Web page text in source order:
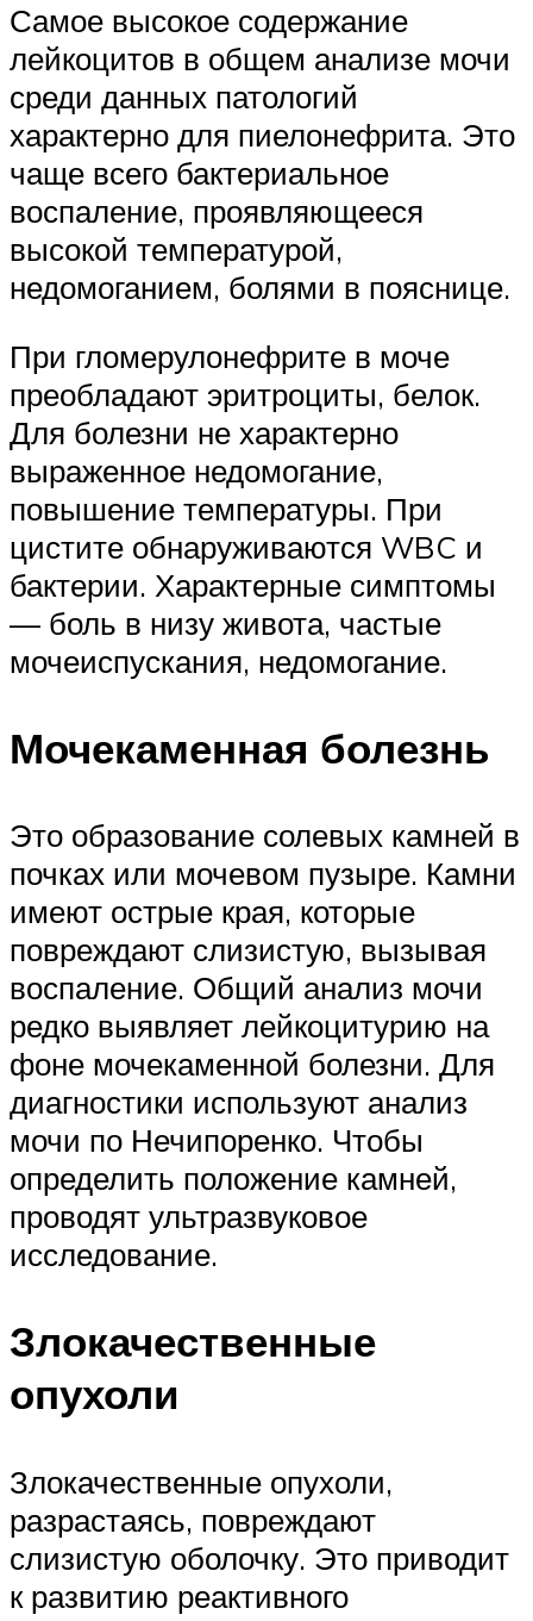
Самое высокое содержание
лейкоцитов в общем анализе мочи
среди данных патологий
характерно для пиелонефрита. Это
чаще всего бактериальное
воспаление, проявляющееся
высокой температурой,
недомоганием, болями в пояснице.
При гломерулонефрите в моче
преобладают эритроциты, белок.
Для болезни не характерно
выраженное недомогание,
повышение температуры. При
цистите обнаруживаются WBC и
бактерии. Характерные симптомы
— боль в низу живота, частые
мочеиспускания, недомогание.
Мочекаменная болезнь
Это образование солевых камней в
почках или мочевом пузыре. Камни
имеют острые края, которые
повреждают слизистую, вызывая
воспаление. Общий анализ мочи
редко выявляет лейкоцитурию на
фоне мочекаменной болезни. Для
диагностики используют анализ
мочи по Нечипоренко. Чтобы
определить положение камней,
проводят ультразвуковое
исследование.
Злокачественные
опухоли
Злокачественные опухоли,
разрастаясь, повреждают
слизистую оболочку. Это приводит
к развитию реактивного